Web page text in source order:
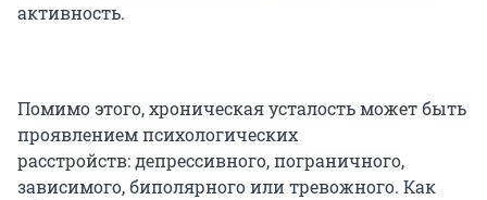
активность.
Помимо этого, хроническая усталость может быть
проявлением психологических
расстройств: депрессивного, пограничного,
зависимого, биполярного или тревожного. Как